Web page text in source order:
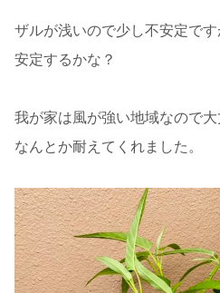
ザルが浅いので少し不安定で
安定するかな？
我が家は風が強い地域なので
なんとか耐えてくれました。